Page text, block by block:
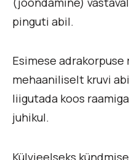
pinguti abil.
Esimese
mehaaniliselt kruvi
liigutada koos
juhikul.
Külvieelseks